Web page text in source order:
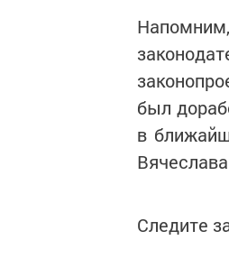
был
в
Следите